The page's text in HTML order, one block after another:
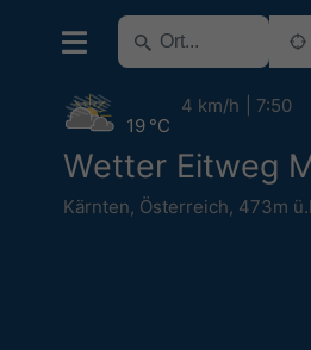
Wetter Eitweg
Kärnten, Österreich, 473m
19 °C
4 km/h 7:50